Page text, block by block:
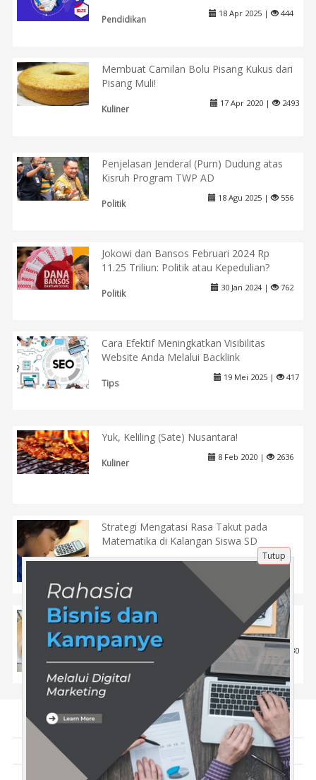
Pendidikan
18 Apr 2025 | 444
Membuat Camilan Bolu Pisang Kukus dari
Pisang Muli!
Kuliner
17 Apr 2020 | 2493
Penjelasan Jenderal (Purn) Dudung atas
Kisruh Program TWP AD
Politik
18 Agu 2025 | 556
Jokowi dan Bansos Februari 2024 Rp
11.25 Triliun: Politik atau Kepedulian?
Politik
30 Jan 2024 | 762
Cara Efektif Meningkatkan Visibilitas
Website Anda Melalui Backlink
Tips
19 Mei 2025 | 417
Yuk, Keliling (Sate) Nusantara!
Kuliner
8 Feb 2020 | 2636
Strategi Mengatasi Rasa Takut pada
Matematika di Kalangan Siswa SD
15 Maret 2025 | 480
Kumpulan Contoh Soal Tryout TNI Online
9 Mei 2025 | 530
Tentang Kami
Artikel
Disclaimer
Tutup